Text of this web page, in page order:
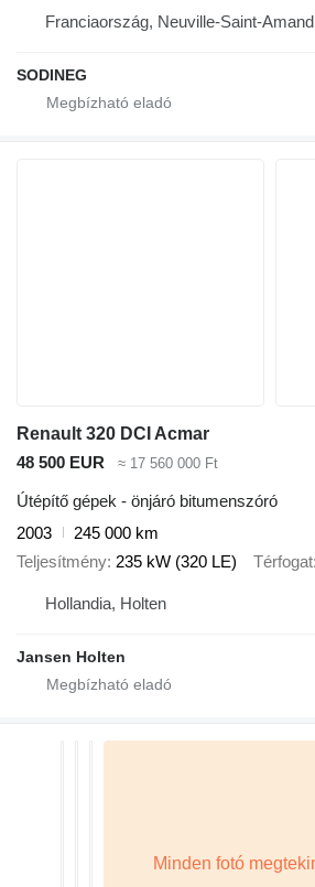
Franciaország, Neuville-Saint-Amand
SODINEG
Renault 320 DCI Acmar
48 500 EUR
≈ 17 560 000 Ft
Útépítő gépek - önjáró bitumenszóró
2003
245 000 km
Teljesítmény 235 kW (320 LE) Térfogat
Hollandia, Holten
Jansen Holten